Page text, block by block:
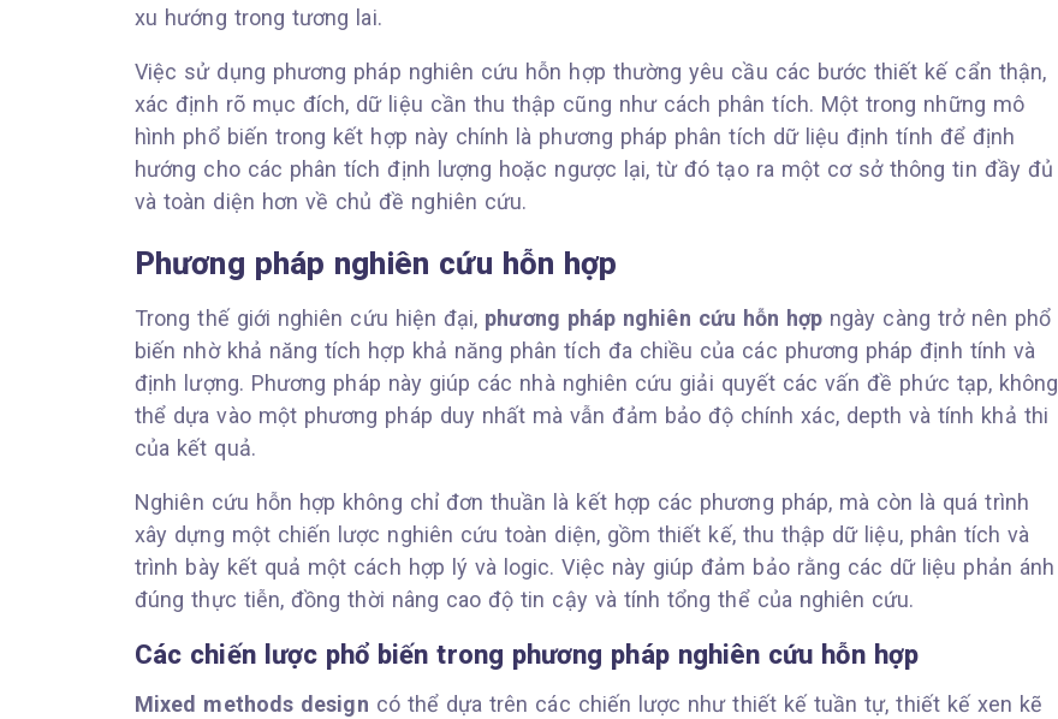
xu hướng trong tương lai.
Việc sử dụng phương pháp nghiên cứu hỗn hợp thường yêu cầu các bước thiết kế cẩn thận,
xác định rõ mục đích, dữ liệu cần thu thập cũng như cách phân tích. Một trong những mô
hình phổ biến trong kết hợp này chính là phương pháp phân tích dữ liệu định tính để định
hướng cho các phân tích định lượng hoặc ngược lại, từ đó tạo ra một cơ sở thông tin đầy đủ
và toàn diện hơn về chủ đề nghiên cứu.
Phương pháp nghiên cứu hỗn hợp
Trong thế giới nghiên cứu hiện đại, phương pháp nghiên cứu hỗn hợp ngày càng trở nên phổ
biến nhờ khả năng tích hợp khả năng phân tích đa chiều của các phương pháp định tính và
định lượng. Phương pháp này giúp các nhà nghiên cứu giải quyết các vấn đề phức tạp, không
thể dựa vào một phương pháp duy nhất mà vẫn đảm bảo độ chính xác, depth và tính khả thi
của kết quả.
Nghiên cứu hỗn hợp không chỉ đơn thuần là kết hợp các phương pháp, mà còn là quá trình
xây dựng một chiến lược nghiên cứu toàn diện, gồm thiết kế, thu thập dữ liệu, phân tích và
trình bày kết quả một cách hợp lý và logic. Việc này giúp đảm bảo rằng các dữ liệu phản ánh
đúng thực tiễn, đồng thời nâng cao độ tin cậy và tính tổng thể của nghiên cứu.
Các chiến lược phổ biến trong phương pháp nghiên cứu hỗn hợp
Mixed methods design có thể dựa trên các chiến lược như thiết kế tuần tự, thiết kế xen kẽ